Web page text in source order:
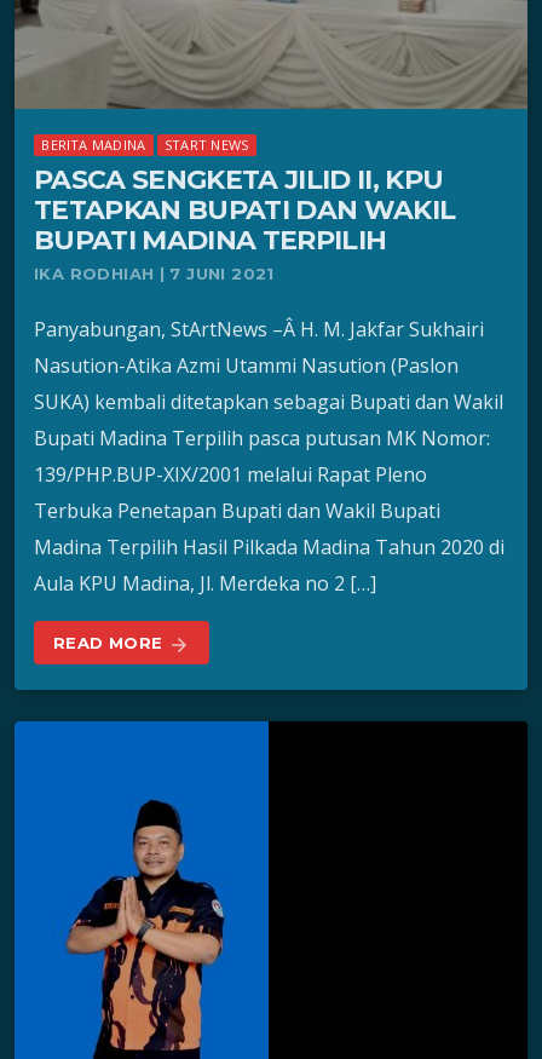
BERITA MADINA START NEWS
PASCA SENGKETA JILID II, KPU
TETAPKAN BUPATI DAN WAKIL
BUPATI MADINA TERPILIH
IKA RODHIAH | 7 JUNI 2021
Panyabungan, StArtNews –Â H. M. Jakfar Sukhairi
Nasution-Atika Azmi Utammi Nasution (Paslon
SUKA) kembali ditetapkan sebagai Bupati dan Wakil
Bupati Madina Terpilih pasca putusan MK Nomor:
139/PHP.BUP-XIX/2001 melalui Rapat Pleno
Terbuka Penetapan Bupati dan Wakil Bupati
Madina Terpilih Hasil Pilkada Madina Tahun 2020 di
Aula KPU Madina, Jl. Merdeka no 2 […]
READ MORE arrow_forward